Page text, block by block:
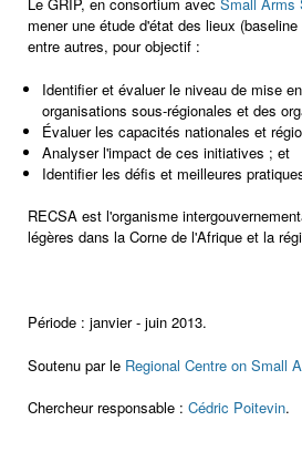
mener une étude d'état des lieux
entre autres, pour objectif :
Identifier et évaluer le niveau de mise
organisations sous-régionales et des
Évaluer les capacités nationales et
Analyser l'impact de ces initiatives ; et
Identifier les défis et meilleures
RECSA est l'organisme
légères dans la Corne de l'Afrique et la
Période : janvier - juin 2013.
Soutenu par le Regional Centre on Small
Chercheur responsable : Cédric Poitevin.